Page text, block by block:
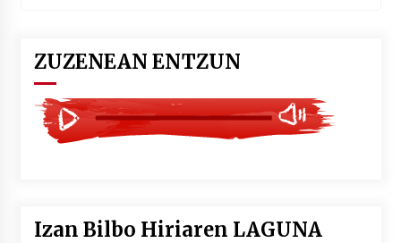
ZUZENEAN ENTZUN
Izan Bilbo Hiriaren LAGUNA